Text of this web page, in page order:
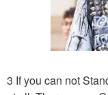
3 If you can not